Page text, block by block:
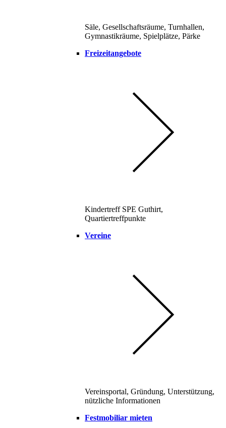
Säle, Gesellschaftsräume, Turnhallen,
Gymnastikräume, Spielplätze, Pärke
Freizeitangebote
Kindertreff SPE Guthirt,
Quartiertreffpunkte
Vereine
Vereinsportal, Gründung, Unterstützung,
nützliche Informationen
Festmobiliar mieten